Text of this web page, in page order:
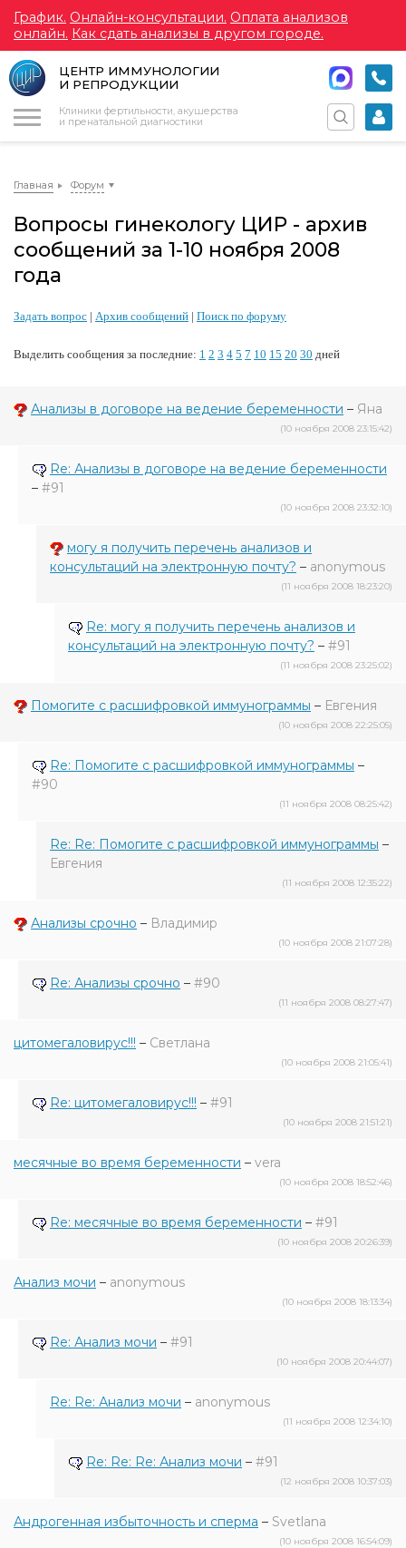
График. Онлайн-консультации. Оплата анализов
онлайн. Как сдать анализы в другом городе.
ЦЕНТР ИММУНОЛОГИИ
И РЕПРОДУКЦИИ
Клиники фертильности, акушерства
и пренатальной диагностики
Главная Форум
Вопросы гинекологу ЦИР - архив
сообщений за 1-10 ноября 2008
года
Задать вопрос | Архив сообщений | Поиск по форуму
Выделить сообщения за последние: 1 2 3 4 5 7 10 15 20 30 дней
Анализы в договоре на ведение беременности – Яна
(10 ноября 2008 23:15:42)
Re: Анализы в договоре на ведение беременности
– #91
(10 ноября 2008 23:32:10)
могу я получить перечень анализов и
консультаций на электронную почту? – anonymous
(11 ноября 2008 18:23:20)
Re: могу я получить перечень анализов и
консультаций на электронную почту? – #91
(11 ноября 2008 23:25:02)
Помогите с расшифровкой иммунограммы – Евгения
(10 ноября 2008 22:25:05)
Re: Помогите с расшифровкой иммунограммы –
#90
(11 ноября 2008 08:25:42)
Re: Re: Помогите с расшифровкой иммунограммы –
Евгения
(11 ноября 2008 12:35:22)
Анализы срочно – Владимир
(10 ноября 2008 21:07:28)
Re: Анализы срочно – #90
(11 ноября 2008 08:27:47)
цитомегаловирус!!! – Светлана
(10 ноября 2008 21:05:41)
Re: цитомегаловирус!!! – #91
(10 ноября 2008 21:51:21)
месячные во время беременности – vera
(10 ноября 2008 18:52:46)
Re: месячные во время беременности – #91
(10 ноября 2008 20:26:39)
Анализ мочи – anonymous
(10 ноября 2008 18:13:34)
Re: Анализ мочи – #91
(10 ноября 2008 20:44:07)
Re: Re: Анализ мочи – anonymous
(11 ноября 2008 12:34:10)
Re: Re: Re: Анализ мочи – #91
(12 ноября 2008 10:37:03)
Андрогенная избыточность и сперма – Svetlana
(10 ноября 2008 16:54:09)